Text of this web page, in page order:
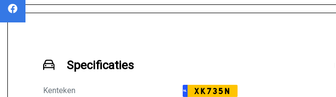
Specificaties
Kenteken NL XK735N